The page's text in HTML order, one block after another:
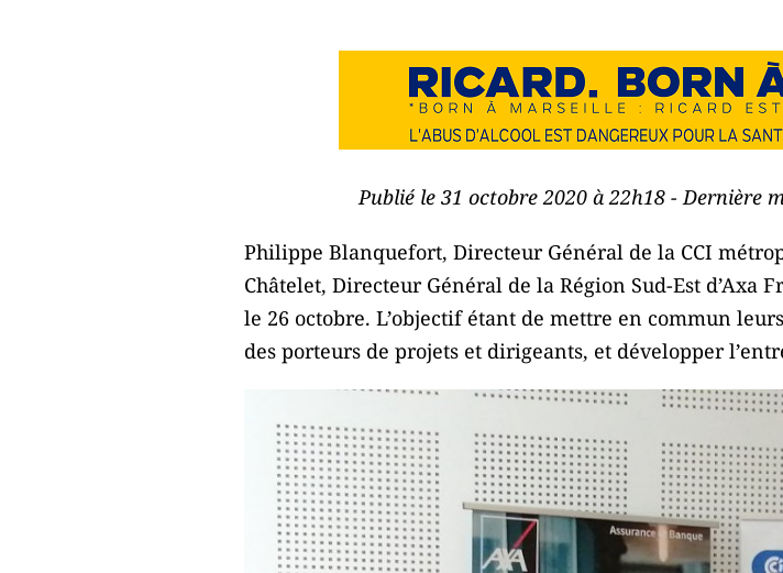
Publié le 31 octobre 2020 à 22h18 - Dernière
Philippe Blanquefort, Directeur Général de la CCI
Châtelet, Directeur Général de la Région Sud-Est
le 26 octobre. L’objectif étant de mettre en commun
des porteurs de projets et dirigeants, et développer